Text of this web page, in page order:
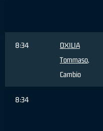
8:34
OXILIA
Tommaso,
Cambio
8:34